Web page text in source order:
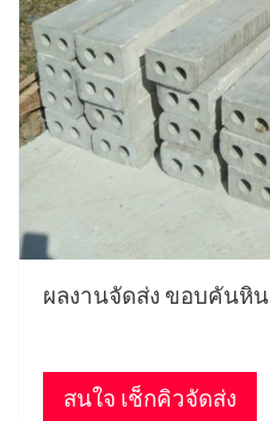
ผลงานจัดส่ง ขอบคันหิน
สนใจ เช็กคิวจัดส่ง